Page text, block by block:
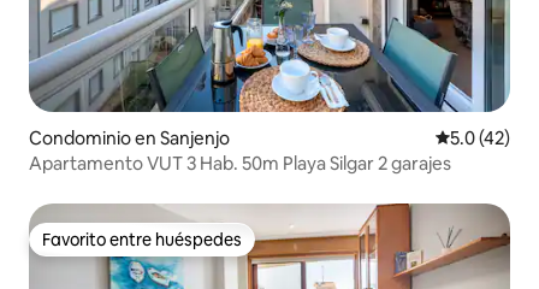
Condominio en Sanjenjo Calificación
5.0 (42)
Apartamento VUT 3 Hab. 50m Playa Silgar 2 garajes
Favorito entre huéspedes
Favorito entre huéspedes